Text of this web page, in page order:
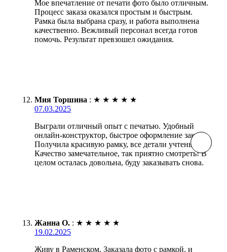
Мое впечатление от печати фото было отличным.
Процесс заказа оказался простым и быстрым.
Рамка была выбрана сразу, и работа выполнена
качественно. Вежливый персонал всегда готов
помочь. Результат превзошел ожидания.
Мия Торшина : ★ ★ ★ ★ ★
07.03.2025
Выграли отличный опыт с печатью. Удобный
онлайн-конструктор, быстрое оформление заказа.
Получила красивую рамку, все детали учтены.
Качество замечательное, так приятно смотреть! В
целом осталась довольна, буду заказывать снова.
Жанна О. : ★ ★ ★ ★ ★
19.02.2025
Живу в Раменском. Заказала фото с рамкой, и